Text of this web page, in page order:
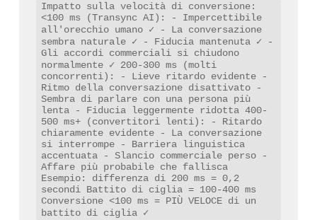
Impatto sulla velocità di conversione:
<100 ms (Transync AI): - Impercettibile
all'orecchio umano ✓ - La conversazione
sembra naturale ✓ - Fiducia mantenuta ✓ -
Gli accordi commerciali si chiudono
normalmente ✓ 200-300 ms (molti
concorrenti): - Lieve ritardo evidente -
Ritmo della conversazione disattivato -
Sembra di parlare con una persona più
lenta - Fiducia leggermente ridotta 400-
500 ms+ (convertitori lenti): - Ritardo
chiaramente evidente - La conversazione
si interrompe - Barriera linguistica
accentuata - Slancio commerciale perso -
Affare più probabile che fallisca
Esempio: differenza di 200 ms = 0,2
secondi Battito di ciglia = 100-400 ms
Conversione <100 ms = PIÙ VELOCE di un
battito di ciglia ✓